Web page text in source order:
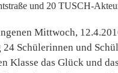
und 20 TUSCH-
Mittwoch,
24 Schülerinnen und
Klasse das Glück und